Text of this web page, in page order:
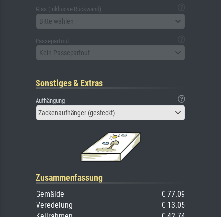
Glas (inklusive Rückwand)
Bitte wählen
Passepartout
Kein Passepartout
Sonstiges & Extras
Aufhängung
Zackenaufhänger (gesteckt)
Zusammenfassung
Gemälde
€ 77.09
Veredelung
€ 13.05